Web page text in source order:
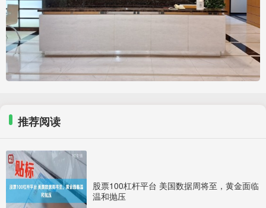
推荐阅读
股票100杠杆平台 美国数据周将至，黄金面临
温和抛压